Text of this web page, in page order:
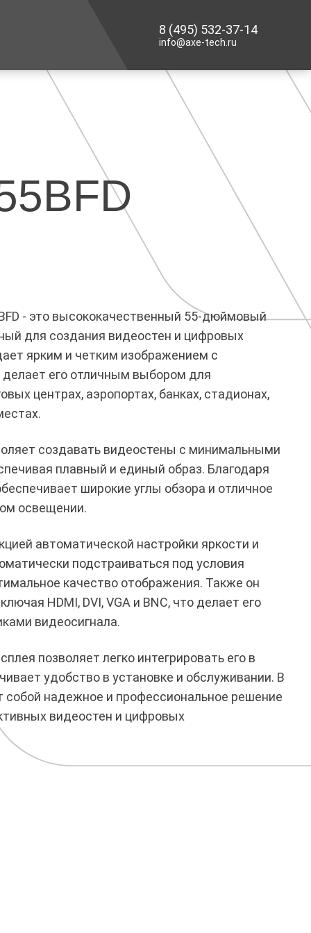
8 (495) 532-37-14
info@axe-tech.ru
- это высококачественный 55-дюймовый
для создания видеостен и цифровых
ярким и четким изображением с
делает его отличным выбором для
центрах, аэропортах, банках, стадионах,
создавать видеостены с минимальными
плавный и единый образ. Благодаря
широкие углы обзора и отличное
освещении.
автоматической настройки яркости и
подстраиваться под условия
качество отображения. Также он
HDMI, DVI, VGA и BNC, что делает его
видеосигнала.
позволяет легко интегрировать его в
удобство в установке и обслуживании. В
собой надежное и профессиональное решение
видеостен и цифровых